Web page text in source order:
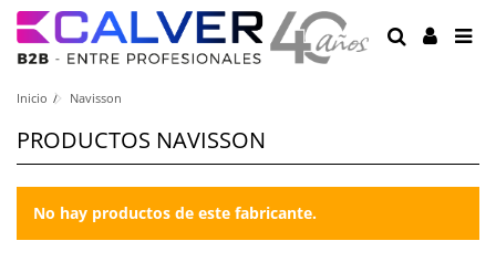
Inicio Navisson
PRODUCTOS NAVISSON
No hay productos de este fabricante.